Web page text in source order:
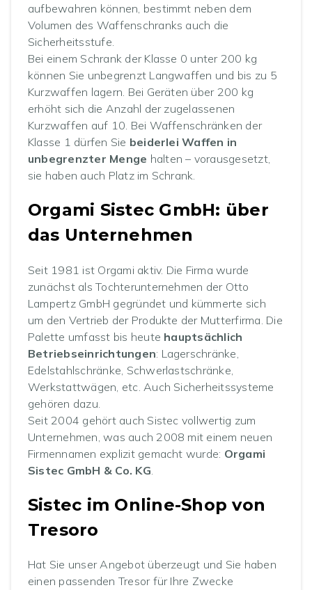
aufbewahren können, bestimmt neben dem
Volumen des Waffenschranks auch die
Sicherheitsstufe.
Bei einem Schrank der Klasse 0 unter 200 kg
können Sie unbegrenzt Langwaffen und bis zu 5
Kurzwaffen lagern. Bei Geräten über 200 kg
erhöht sich die Anzahl der zugelassenen
Kurzwaffen auf 10. Bei Waffenschränken der
Klasse 1 dürfen Sie beiderlei Waffen in
unbegrenzter Menge halten – vorausgesetzt,
sie haben auch Platz im Schrank.
Orgami Sistec GmbH: über
das Unternehmen
Seit 1981 ist Orgami aktiv. Die Firma wurde
zunächst als Tochterunternehmen der Otto
Lampertz GmbH gegründet und kümmerte sich
um den Vertrieb der Produkte der Mutterfirma. Die
Palette umfasst bis heute hauptsächlich
Betriebseinrichtungen: Lagerschränke,
Edelstahlschränke, Schwerlastschränke,
Werkstattwägen, etc. Auch Sicherheitssysteme
gehören dazu.
Seit 2004 gehört auch Sistec vollwertig zum
Unternehmen, was auch 2008 mit einem neuen
Firmennamen explizit gemacht wurde: Orgami
Sistec GmbH & Co. KG
Sistec im Online-Shop von
Tresoro
Hat Sie unser Angebot überzeugt und Sie haben
einen passenden Tresor für Ihre Zwecke